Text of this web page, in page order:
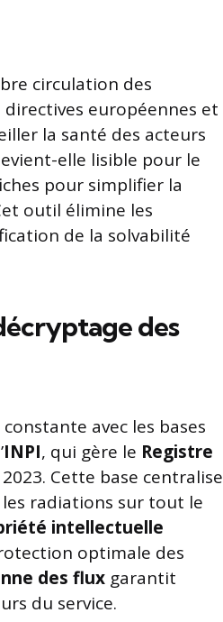
circulation des
européennes et
la santé des acteurs
elle lisible pour le
pour simplifier la
outil élimine les
de la solvabilité
des
avec les bases
INPI, qui gère le Registre
Cette base centralise
radiations sur tout le
intellectuelle
optimale des
des flux garantit
du service.